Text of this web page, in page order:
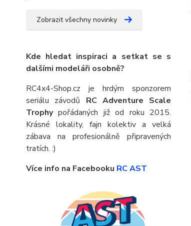
Zobrazit všechny novinky
Kde hledat inspiraci a setkat se s
dalšími modeláři osobně?
RC4x4-Shop.cz je hrdým sponzorem
seriálu závodů RC Adventure Scale
Trophypořádaných již od roku 2015.
Krásné lokality, fajn kolektiv a velká
zábava na profesionálně připravených
tratích. :)
Více info na Facebooku RC AST